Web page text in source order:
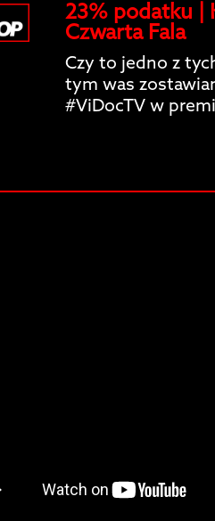
23% podatku |
Czwarta Fala
Czy to jedno z
tym was
#ViDocTV w